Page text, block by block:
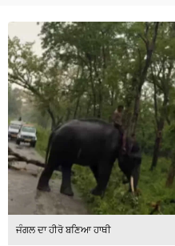
ਜੰਗਲ ਦਾ ਹੀਰੋ ਬਣਿਆ ਹਾਥੀ